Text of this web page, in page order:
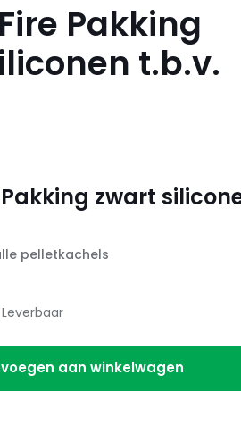
Pakking
t.b.v.
zwart
pelletkachels
Leverbaar
aan winkelwagen